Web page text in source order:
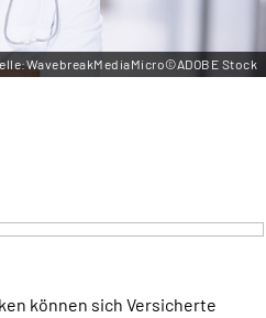
Stock
können sich Versicherte